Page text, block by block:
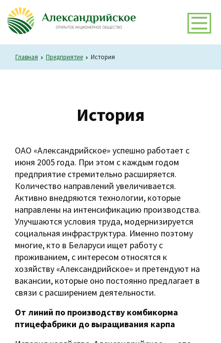
Главная Предприятие История
История
ОАО «Александрийское» успешно работает с
июня 2005 года. При этом с каждым годом
предприятие стремительно расширяется.
Количество направлений увеличивается.
Активно внедряются технологии, которые
направлены на интенсификацию производства.
Улучшаются условия труда, модернизируется
социальная инфраструктура. Именно поэтому
многие, кто в Беларуси ищет работу с
проживанием, с интересом относятся к
хозяйству «Александрийское» и претендуют на
вакансии, которые оно постоянно предлагает в
связи с расширением деятельности.
От линий по производству комбикорма
птицефабрики до выращивания карпа